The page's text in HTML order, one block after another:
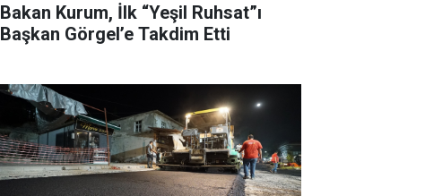
Bakan Kurum, İlk “Yeşil Ruhsat”ı
Başkan Görgel’e Takdim Etti